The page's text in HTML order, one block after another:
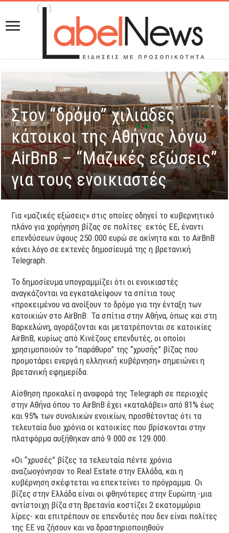
Στον “δρόμο” χιλιάδες
κάτοικοι της Αθήνας λόγω
AirBnB – “Μαζικές εξώσεις”
για τους ενοικιαστές
Για «μαζικές εξώσεις» στις οποίες οδηγεί το κυβερνητικό
πλάνο για χορήγηση βίζας σε πολίτες εκτός ΕΕ, έναντι
επενδύσεων ύψους 250.000 ευρώ σε ακίνητα και το AirBnB
κάνει λόγο σε εκτενές δημοσίευμά της η βρετανική
Telegraph.
Το δημοσίευμα υπογραμμίζει ότι οι ενοικιαστές
αναγκάζονται να εγκαταλείψουν τα σπίτια τους
«προκειμένου να ανοίξουν το δρόμο για την ένταξη των
κατοικιών στο AirBnB. Τα σπίτια στην Αθήνα, όπως και στη
Βαρκελώνη, αγοράζονται και μετατρέπονται σε κατοικίες
AirBnB, κυρίως από Κινέζους επενδυτές, οι οποίοι
χρησιμοποιούν το “παράθυρο” της “χρυσής” βίζας που
προμοτάρει ενεργά η ελληνική κυβέρνηση» σημειώνει η
βρετανική εφημερίδα.
Αίσθηση προκαλεί η αναφορά της Telegraph σε περιοχές
στην Αθήνα όπου το AirBnB έχει «καταλάβει» από 81% έως
και 95% των συνολικών ενοικίων, προσθέτοντας ότι τα
τελευταία δυο χρόνια οι κατοικίες που βρίσκονται στην
πλατφόρμα αυξήθηκαν από 9.000 σε 129.000.
«Οι “χρυσές” βίζες τα τελευταία πέντε χρόνια
αναζωογόνησαν το Real Estate στην Ελλάδα, και η
κυβέρνηση σκέφτεται να επεκτείνει το πρόγραμμα. Οι
βίζες στην Ελλάδα είναι οι φθηνότερες στην Ευρώπη -μια
αντίστοιχη βίζα στη Βρετανία κοστίζει 2 εκατομμύρια
λίρες- και επιτρέπουν σε επενδυτές που δεν είναι πολίτες
της ΕΕ να ζήσουν και να δραστηριοποιηθούν